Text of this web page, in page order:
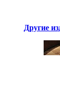
Другие